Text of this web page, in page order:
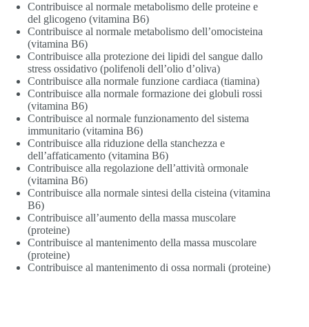
Contribuisce al normale metabolismo delle proteine e
del glicogeno (vitamina B6)
Contribuisce al normale metabolismo dell’omocisteina
(vitamina B6)
Contribuisce alla protezione dei lipidi del sangue dallo
stress ossidativo (polifenoli dell’olio d’oliva)
Contribuisce alla normale funzione cardiaca (tiamina)
Contribuisce alla normale formazione dei globuli rossi
(vitamina B6)
Contribuisce al normale funzionamento del sistema
immunitario (vitamina B6)
Contribuisce alla riduzione della stanchezza e
dell’affaticamento (vitamina B6)
Contribuisce alla regolazione dell’attività ormonale
(vitamina B6)
Contribuisce alla normale sintesi della cisteina (vitamina
B6)
Contribuisce all’aumento della massa muscolare
(proteine)
Contribuisce al mantenimento della massa muscolare
(proteine)
Contribuisce al mantenimento di ossa normali (proteine)